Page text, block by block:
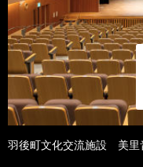
羽後町文化交流施設 美里